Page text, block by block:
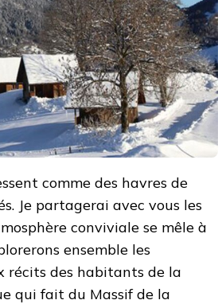
comme des havres de
Je partagerai avec vous les
conviviale se mêle à
ensemble les
récits des habitants de la
qui fait du Massif de la